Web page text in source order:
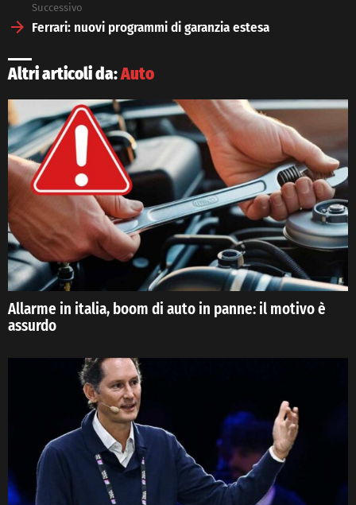
Successivo
Ferrari: nuovi programmi di garanzia estesa
Altri articoli da:Auto
Allarme in italia, boom di auto in panne: il motivo è
assurdo